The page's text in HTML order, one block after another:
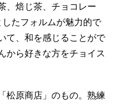
、焙じ茶、チョコレー
たフォルムが魅力的で
て、和を感じることがで
から好きな方をチョイス
松原商店」のもの。熟練